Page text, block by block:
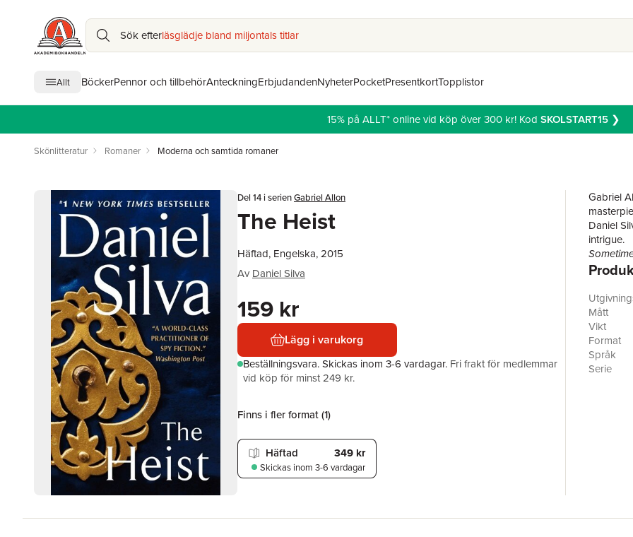
Sök efterläsglädje bland miljontals titlar
Allt BöckerPennor och tillbehörAnteckningErbjudandenNyheterPocketPresentkortTopplistor
15% på ALLT* online vid köp över 300 kr! Kod SKOLSTART15❯
Skönlitteratur Romaner Moderna och samtida romaner
Del 14 i serienGabriel Allon
The Heist
Häftad, Engelska, 2015
Av Daniel Silva
159 kr
Lägg i varukorg
Beställningsvara.Skickas inom 3-6 vardagar. Fri frakt för medlemmar
vid köp för minst 249 kr.
Finns i fler format (1)
Häftad 349 kr
Skickas inom 3-6 vardagar
Gabriel
Daniel
intrigue.
another
and
and
His
joined
Smiley,
Mått
Vikt
Format
Språk
Serie